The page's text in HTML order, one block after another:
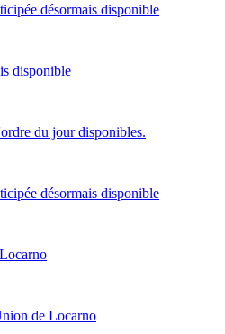
désormais disponible
disponible
du jour disponibles.
désormais disponible
de Locarno